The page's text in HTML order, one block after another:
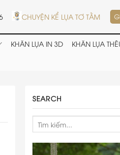
CHUYỆN KỂ LỤA TƠ TẰM
KHĂN LỤA IN 3D
KHĂN LỤA
SEARCH